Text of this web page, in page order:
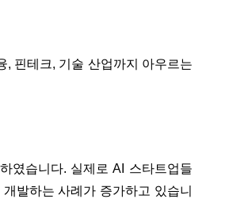
, 핀테크, 기술 산업까지 아우르는
였습니다. 실제로 AI 스타트업들
발하는 사례가 증가하고 있습니